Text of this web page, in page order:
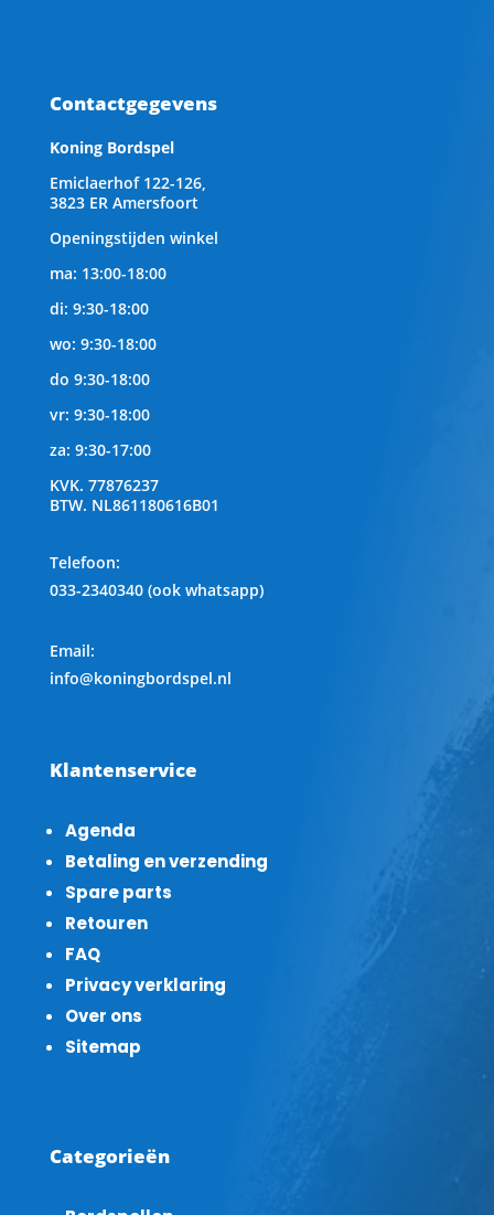
Contactgegevens
Koning Bordspel
Emiclaerhof 122-126,
3823 ER Amersfoort
Openingstijden winkel
ma: 13:00-18:00
di: 9:30-18:00
wo: 9:30-18:00
do 9:30-18:00
vr: 9:30-18:00
za: 9:30-17:00
KVK. 77876237
BTW. NL861180616B01
Telefoon:
033-2340340 (ook whatsapp)
Email:
info@koningbordspel.nl
Klantenservice
Agenda
Betaling en verzending
Spare parts
Retouren
FAQ
Privacy verklaring
Over ons
Sitemap
Categorieën